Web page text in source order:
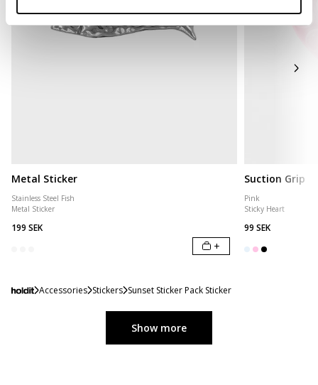
Metal Sticker
Stainless Steel Fish
Metal Sticker
199 SEK
+
Suction Grip
Pink
Sticky Heart
99 SEK
Accessories Stickers Sunset Sticker Pack Sticker
Show more